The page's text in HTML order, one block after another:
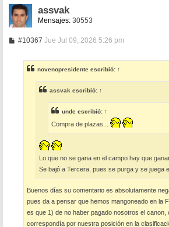
assvak
Mensajes: 30553
#10367M
a
j
e
Jue Jul 09, 2026 5:26 pm
novenopresidente escribió: ↑
assvak escribió: ↑
unde escribió: ↑
Compra de plazas...
Lo que no se gana en el campo hay que
Se bajó a Tercera, pues se purga y se juega
Buenos días su comentario es absolutamente
pues da a pensar que hemos mangoneado en la
es que 1) de no haber pagado nosotros el
correspondía por nuestra posición en la